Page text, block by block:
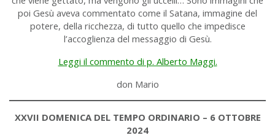
poi Gesù aveva commentato come il Satana, immagine del
potere, della ricchezza, di tutto quello che impedisce
l’accoglienza del messaggio di Gesù.
Leggi il commento di p. Alberto Maggi.
don Mario
XXVII DOMENICA DEL TEMPO ORDINARIO – 6 OTTOBRE
2024